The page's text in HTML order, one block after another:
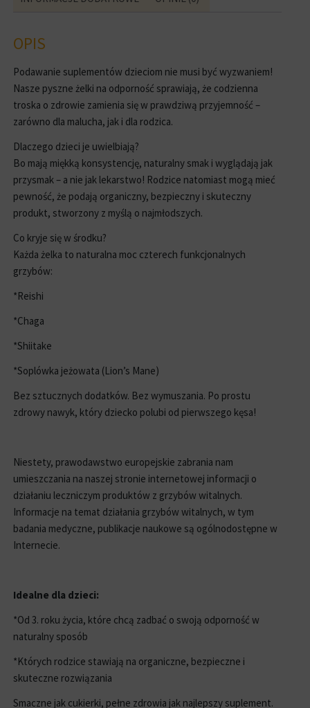
OPIS
Podawanie suplementów dzieciom nie musi być wyzwaniem!
Nasze pyszne żelki na odporność sprawiają, że codzienna
troska o zdrowie zamienia się w prawdziwą przyjemność –
zarówno dla malucha, jak i dla rodzica.
Dlaczego dzieci je uwielbiają?
Bo mają miękką konsystencję, naturalny smak i wyglądają jak
przysmak – a nie jak lekarstwo! Rodzice natomiast mogą mieć
pewność, że podają organiczny, bezpieczny i skuteczny
produkt, stworzony z myślą o najmłodszych.
Co kryje się w środku?
Każda żelka to naturalna moc czterech funkcjonalnych
grzybów:
*Reishi
*Chaga
*Shiitake
*Soplówka jeżowata (Lion’s Mane)
Bez sztucznych dodatków. Bez wymuszania. Po prostu
zdrowy nawyk, który dziecko polubi od pierwszego kęsa!
Niestety, prawodawstwo europejskie zabrania nam
umieszczania na naszej stronie internetowej informacji o
działaniu leczniczym produktów z grzybów witalnych.
Informacje na temat działania grzybów witalnych, w tym
badania medyczne, publikacje naukowe są ogólnodostępne w
Internecie.
Idealne dla dzieci:
*Od 3. roku życia, które chcą zadbać o swoją odporność w
naturalny sposób
*Których rodzice stawiają na organiczne, bezpieczne i
skuteczne rozwiązania
Smaczne jak cukierki, pełne zdrowia jak najlepszy suplement.